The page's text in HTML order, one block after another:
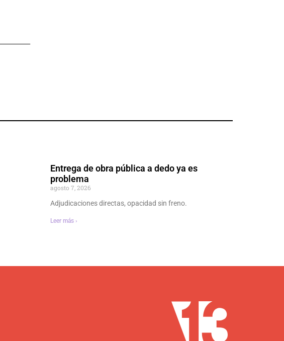
Entrega de obra pública a dedo ya es
problema
agosto 7, 2026
Adjudicaciones directas, opacidad sin freno.
Leer más ›